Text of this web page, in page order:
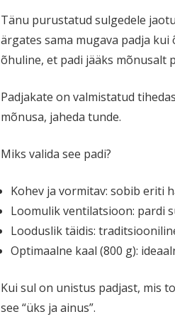
Tänu purus­tatud sulgedele
ärgates sama mugava padja
õhuline, et padi jääks mõnusalt
Padjakate on valmis­tatud
mõnusa, jaheda tunde.
Miks valida see padi?
Kohev ja vormitav: sobib eriti
Loomulik venti­lat­sioon: pardi
Looduslik täidis:
Optimaalne kaal (800 g):
Kui sul on unistus padjast, mis
see “üks ja ainus”.